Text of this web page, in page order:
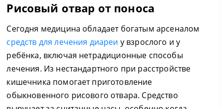
Рисовый отвар от поноса
Сегодня медицина обладает богатым арсеналом
средств для лечения диареи у взрослого и у
ребёнка, включая нетрадиционные способы
лечения. Из нестандартного при расстройстве
кишечника помогает приготовление
обыкновенного рисового отвара. Средство